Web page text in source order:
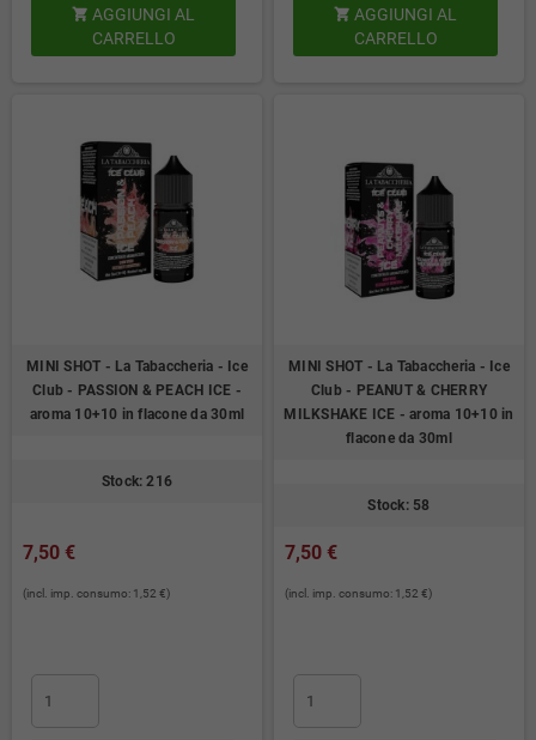
 AGGIUNGI AL
CARRELLO
 AGGIUNGI AL
CARRELLO
MINI SHOT - La Tabaccheria - Ice
Club - PASSION & PEACH ICE -
aroma 10+10 in flacone da 30ml
Stock: 216
7,50 €
(incl. imp. consumo: 1,52 €)
MINI SHOT - La Tabaccheria - Ice
Club - PEANUT & CHERRY
MILKSHAKE ICE - aroma 10+10 in
flacone da 30ml
Stock: 58
7,50 €
(incl. imp. consumo: 1,52 €)